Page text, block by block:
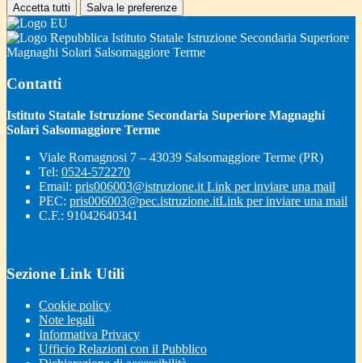
Accetta tutti Salva le preferenze
Istituto Statale Istruzione Secondaria Superiore
Magnaghi Solari Salsomaggiore Terme
Contatti
Istituto Statale Istruzione Secondaria Superiore Magnaghi
Solari Salsomaggiore Terme
Viale Romagnosi 7 – 43039 Salsomaggiore Terme (PR)
Tel: 0524-572270
Email: pris006003@istruzione.it Link per inviare una mail
PEC: pris006003@pec.istruzione.itLink per inviare una mail
C.F.: 91042640341
Sezione Link Utili
Cookie policy
Note legali
Informativa Privacy
Ufficio Relazioni con il Pubblico